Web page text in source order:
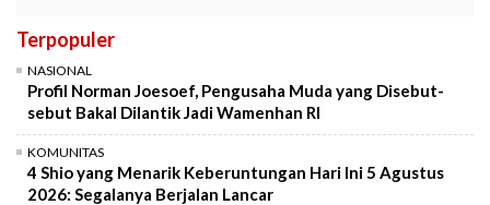
Terpopuler
NASIONAL
Profil Norman Joesoef, Pengusaha Muda yang Disebut-
sebut Bakal Dilantik Jadi Wamenhan RI
KOMUNITAS
4 Shio yang Menarik Keberuntungan Hari Ini 5 Agustus
2026: Segalanya Berjalan Lancar